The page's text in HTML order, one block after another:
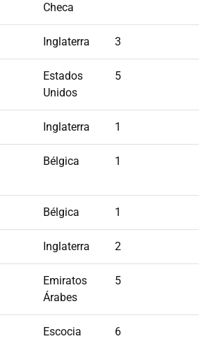
Checa
Inglaterra 3
Estados
Unidos
5
Inglaterra 1
Bélgica 1
Bélgica 1
Inglaterra 2
Emiratos
Árabes
5
Escocia 6